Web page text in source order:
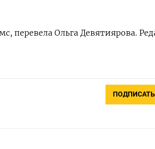
перевела Ольга Девятиярова.